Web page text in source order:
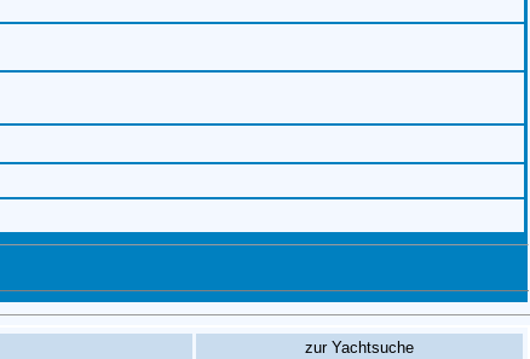
zur Yachtsuche